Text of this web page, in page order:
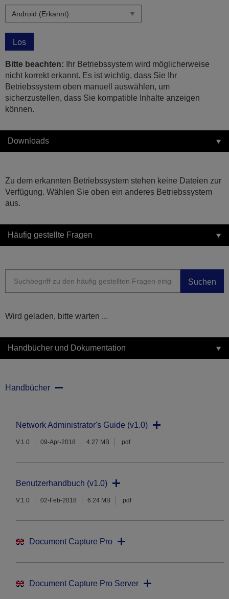
Los
Bitte beachten: Ihr Betriebssystem wird möglicherweise
nicht korrekt erkannt. Es ist wichtig, dass Sie Ihr
Betriebssystem oben manuell auswählen, um
sicherzustellen, dass Sie kompatible Inhalte anzeigen
können.
Downloads
Zu dem erkannten Betriebssystem stehen keine Dateien zur
Verfügung. Wählen Sie oben ein anderes Betriebssystem
aus.
Häufig gestellte Fragen
Suchen
Wird geladen, bitte warten ...
Handbücher und Dokumentation
Handbücher
Network Administrator's Guide (v1.0)
V.1.0 09-Apr-2018 4.27 MB .pdf
Benutzerhandbuch (v1.0)
V.1.0 02-Feb-2018 6.24 MB .pdf
Document Capture Pro
Document Capture Pro Server